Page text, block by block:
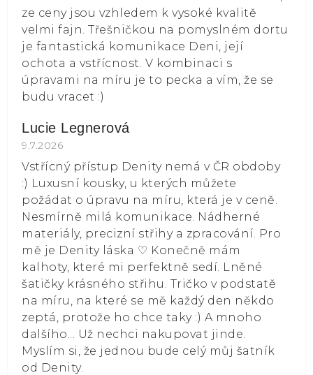
ze ceny jsou vzhledem k vysoké kvalitě
velmi fajn. Třešničkou na pomyslném dortu
je fantastická komunikace Deni, její
ochota a vstřícnost. V kombinaci s
úpravami na míru je to pecka a vím, že se
budu vracet :)
Lucie Legnerová
Hodnocení obchodu je 5 z 5 hvězdiček.
9.7.2026
Vstřícný přístup Denity nemá v ČR obdoby
:) Luxusní kousky, u kterých můžete
požádat o úpravu na míru, která je v ceně.
Nesmírně milá komunikace. Nádherné
materiály, precizní střihy a zpracování. Pro
mě je Denity láska ⁠♡ Konečně mám
kalhoty, které mi perfektně sedí. Lněné
šatičky krásného střihu. Tričko v podstatě
na míru, na které se mě každý den někdo
zeptá, protože ho chce taky :) A mnoho
dalšího... Už nechci nakupovat jinde.
Myslím si, že jednou bude celý můj šatník
od Denity.